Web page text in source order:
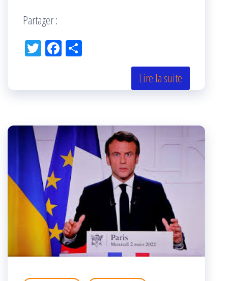
Partager :
Tw Fac
k r
Lire la suite